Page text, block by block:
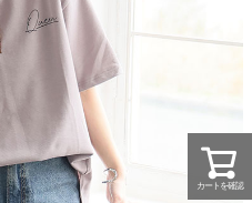
カートを確認